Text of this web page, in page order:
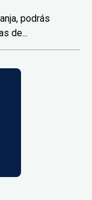
podrás
de...